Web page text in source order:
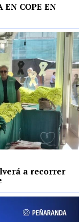
EN COPE EN
a recorrer